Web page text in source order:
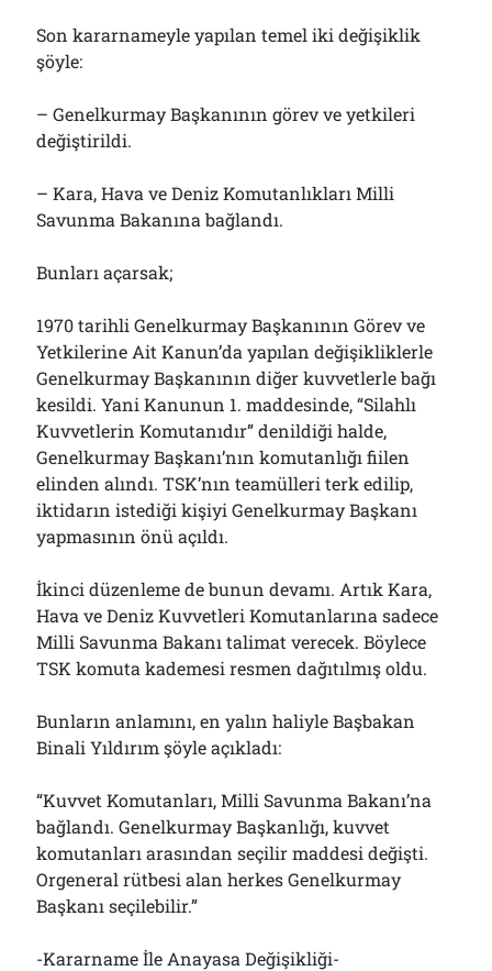
Son kararnameyle yapılan temel iki değişiklik
şöyle:
– Genelkurmay Başkanının görev ve yetkileri
değiştirildi.
– Kara, Hava ve Deniz Komutanlıkları Milli
Savunma Bakanına bağlandı.
Bunları açarsak;
1970 tarihli Genelkurmay Başkanının Görev ve
Yetkilerine Ait Kanun’da yapılan değişikliklerle
Genelkurmay Başkanının diğer kuvvetlerle bağı
kesildi. Yani Kanunun 1. maddesinde, “Silahlı
Kuvvetlerin Komutanıdır” denildiği halde,
Genelkurmay Başkanı’nın komutanlığı fiilen
elinden alındı. TSK’nın teamülleri terk edilip,
iktidarın istediği kişiyi Genelkurmay Başkanı
yapmasının önü açıldı.
İkinci düzenleme de bunun devamı. Artık Kara,
Hava ve Deniz Kuvvetleri Komutanlarına sadece
Milli Savunma Bakanı talimat verecek. Böylece
TSK komuta kademesi resmen dağıtılmış oldu.
Bunların anlamını, en yalın haliyle Başbakan
Binali Yıldırım şöyle açıkladı:
“Kuvvet Komutanları, Milli Savunma Bakanı’na
bağlandı. Genelkurmay Başkanlığı, kuvvet
komutanları arasından seçilir maddesi değişti.
Orgeneral rütbesi alan herkes Genelkurmay
Başkanı seçilebilir.”
-Kararname İle Anayasa Değişikliği-